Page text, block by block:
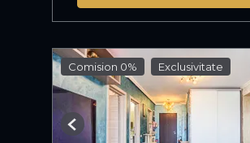
Comision 0% Exclusivitate
Previous